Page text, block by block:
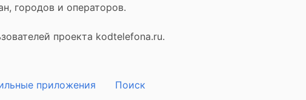
городов и операторов.
проекта kodtelefona.ru.
приложения Поиск